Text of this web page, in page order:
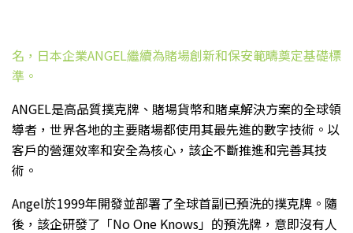
名，日本企業ANGEL繼續為賭場創新和保安範疇奠定基礎標
準。
ANGEL是高品質撲克牌、賭場貨幣和賭桌解決方案的全球領
導者，世界各地的主要賭場都使用其最先進的數字技術。以
客戶的營運效率和安全為核心，該企不斷推進和完善其技
術。
Angel於1999年開發並部署了全球首副已預洗的撲克牌。隨
後，該企研發了「No One Knows」的預洗牌，意即沒有人